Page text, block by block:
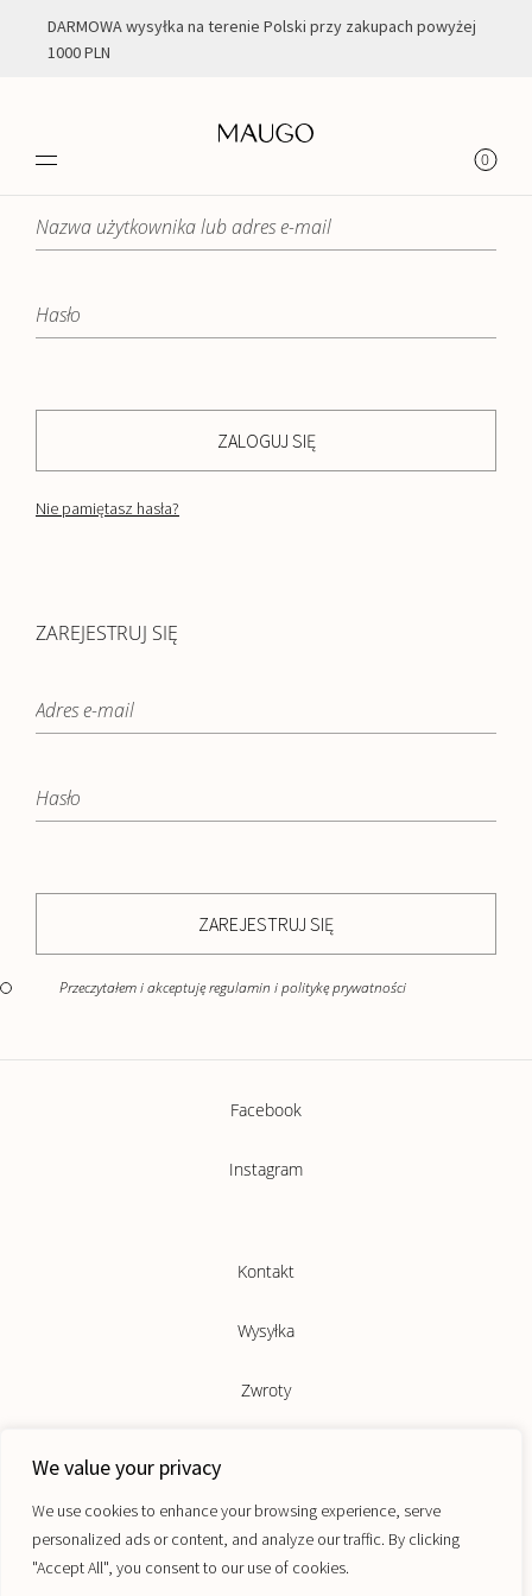
We value your privacy
We use cookies to enhance your browsing experience, serve
personalized ads or content, and analyze our traffic. By clicking
"Accept All", you consent to our use of cookies.
DARMOWA wysyłka na terenie Polski przy zakupach powyżej
1000 PLN
0
LOGOWANIE
ZALOGUJ SIĘ
Nie pamiętasz hasła?
ZAREJESTRUJ SIĘ
ZAREJESTRUJ SIĘ
Przeczytałem i akceptuję regulamin i politykę prywatności
Facebook
Instagram
Kontakt
Wysyłka
Zwroty
Sklepy
Regulamin
We invite you to join our newsletter for first access to new releases,
Email